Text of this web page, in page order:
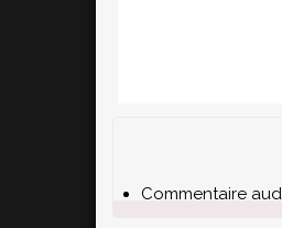
Commentaire